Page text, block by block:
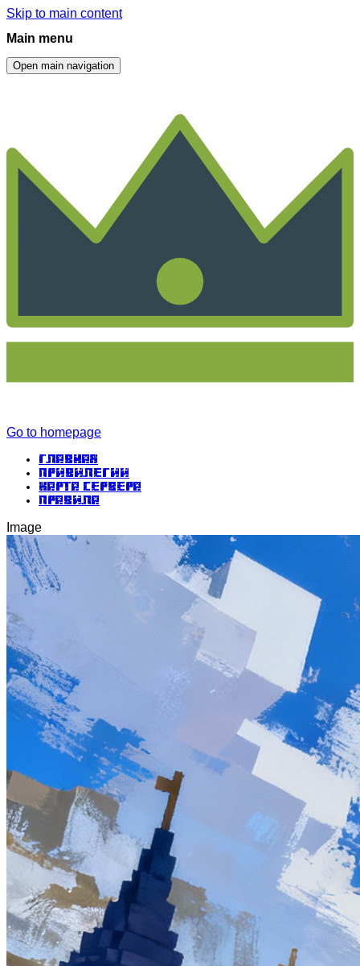
Skip to main content
Main menu
Open main navigation
Go to homepage
Главная
Привилегии
Карта сервера
Правила
Image